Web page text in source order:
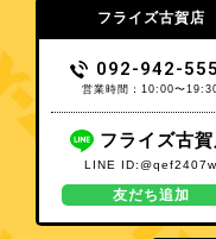
フライズ古賀店
092-942-
営業時間：10:00〜
フライズ古
LINE ID:@qef2407w
友だち追加